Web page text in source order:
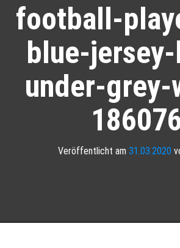
football-
blue-
under-
Veröffentlicht am 31.03.2020